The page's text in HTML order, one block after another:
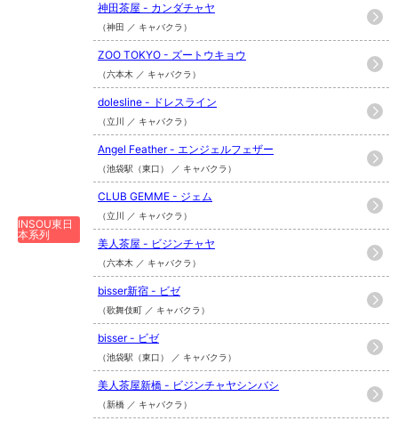
INSOU東日
本系列
神田茶屋 - カンダチャヤ
（神田 ／ キャバクラ）
ZOO TOKYO - ズートウキョウ
（六本木 ／ キャバクラ）
dolesline - ドレスライン
（立川 ／ キャバクラ）
Angel Feather - エンジェルフェザー
（池袋駅（東口） ／ キャバクラ）
CLUB GEMME - ジェム
（立川 ／ キャバクラ）
美人茶屋 - ビジンチャヤ
（六本木 ／ キャバクラ）
bisser新宿 - ビゼ
（歌舞伎町 ／ キャバクラ）
bisser - ビゼ
（池袋駅（東口） ／ キャバクラ）
美人茶屋新橋 - ビジンチャヤシンバシ
（新橋 ／ キャバクラ）